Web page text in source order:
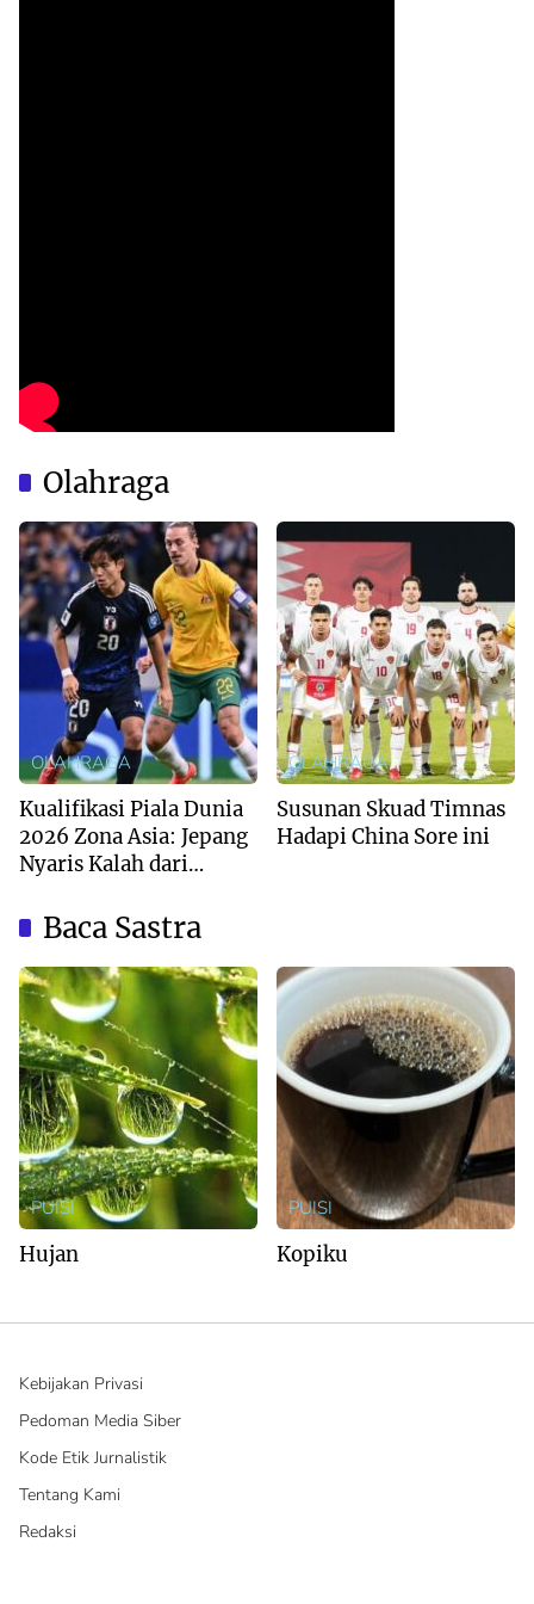
Olahraga
OLAHRAGA
Kualifikasi Piala Dunia
2026 Zona Asia: Jepang
Nyaris Kalah dari
OLAHRAGA
Susunan Skuad Timnas
Hadapi China Sore ini
Baca Sastra
PUISI
Hujan
PUISI
Kopiku
Kebijakan Privasi
Pedoman Media Siber
Kode Etik Jurnalistik
Tentang Kami
Redaksi